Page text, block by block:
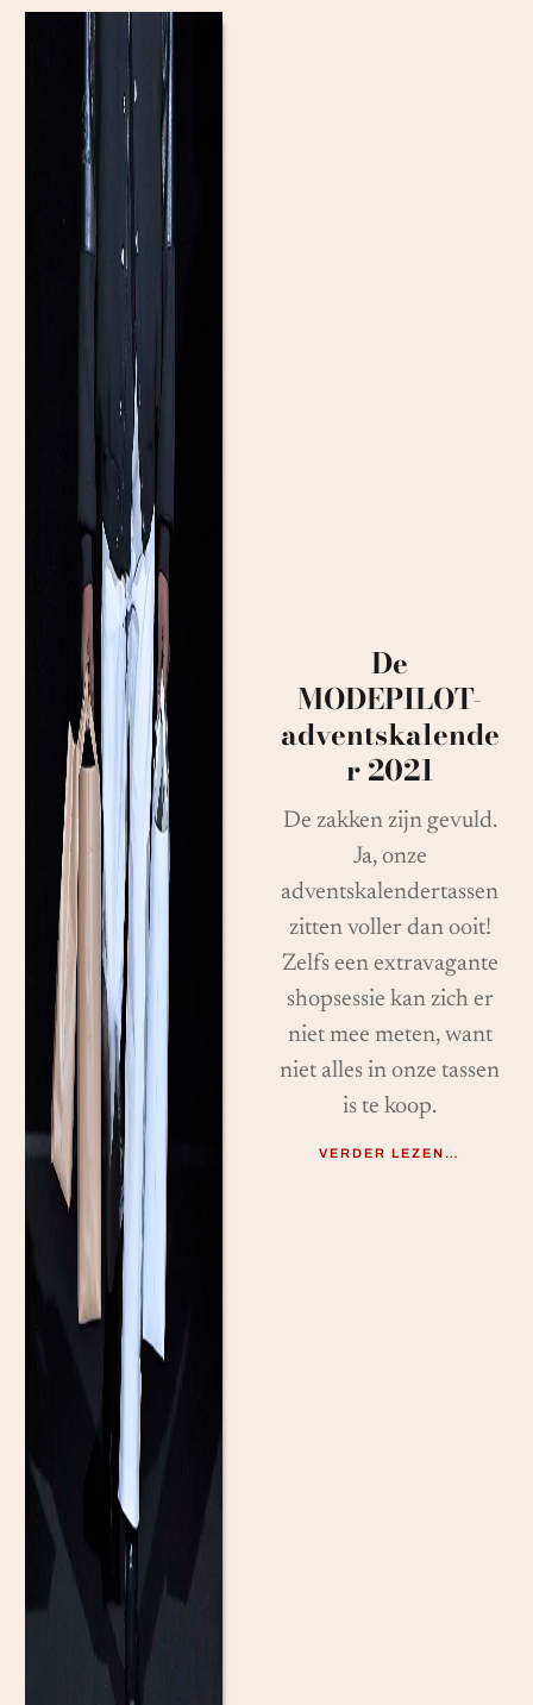
De
MODEPILOT-
adventskalende
r 2021
De zakken zijn gevuld.
Ja, onze
adventskalendertassen
zitten voller dan ooit!
Zelfs een extravagante
shopsessie kan zich er
niet mee meten, want
niet alles in onze tassen
is te koop.
VERDER LEZEN…